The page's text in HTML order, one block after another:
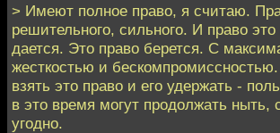
> Имеют полное право, я считаю.
решительного, сильного. И право
дается. Это право берется. С
жесткостью и
взять это право и его удержать -
в это время могут продолжать ныть,
угодно.